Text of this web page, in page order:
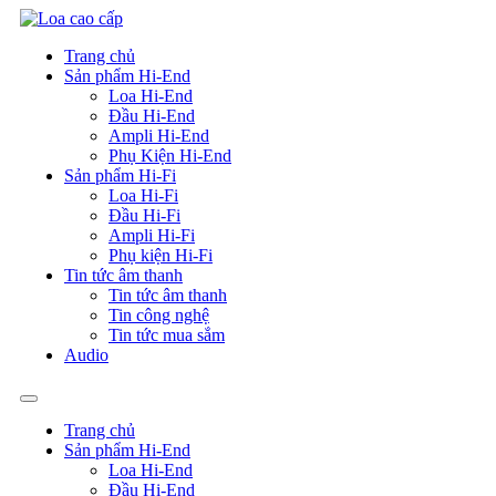
Skip
content
Trang chủ
Sản phẩm Hi-End
Loa Hi-End
Đầu Hi-End
Ampli Hi-End
Phụ Kiện Hi-End
Sản phẩm Hi-Fi
Loa Hi-Fi
Đầu Hi-Fi
Ampli Hi-Fi
Phụ kiện Hi-Fi
Tin tức âm thanh
Tin tức âm thanh
Tin công nghệ
Tin tức mua sắm
Audio
Trang chủ
Sản phẩm Hi-End
Loa Hi-End
Đầu Hi-End